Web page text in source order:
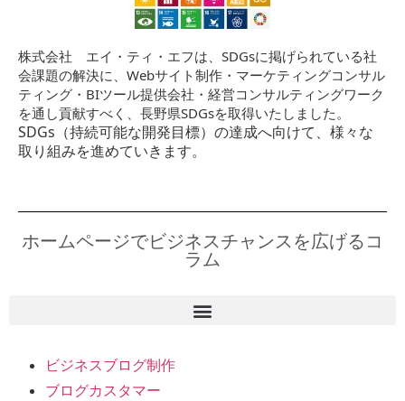
株式会社 エイ・ティ・エフは、SDGsに掲げられている社
会課題の解決に、Webサイト制作・マーケティングコンサル
ティング・BIツール提供会社・経営コンサルティングワーク
を通し貢献すべく、長野県SDGsを取得いたしました。
SDGs（持続可能な開発目標）の達成へ向けて、様々な
取り組みを進めていきます。
ホームページでビジネスチャンスを広げるコ
ラム
ビジネスブログ制作
ブログカスタマー